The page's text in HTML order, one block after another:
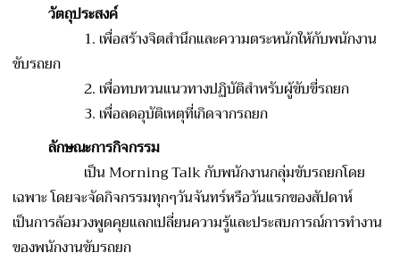
วัตถุประสงค์
1. เพื่อสร้างจิตสำนึกและความตระหนักให้กับพนักงาน
ขับรถยก
2. เพื่อทบทวนแนวทางปฏิบัติสำหรับผู้ขับขี่รถยก
3. เพื่อลดอุบัติเหตุที่เกิดจากรถยก
ลักษณะการกิจกรรม
เป็น Morning Talk กับพนักงานกลุ่มขับรถยกโดย
เฉพาะ โดยจะจัดกิจกรรมทุกๆวันจันทร์หรือวันแรกของสัปดาห์
เป็นการล้อมวงพูดคุยแลกเปลี่ยนความรู้และประสบการณ์การทำงาน
ของพนักงานขับรถยก